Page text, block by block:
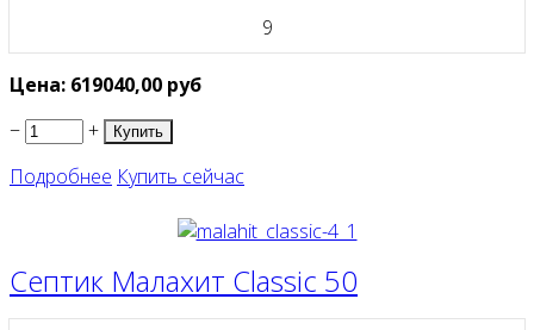
9
Цена: 619040,00 руб
−
+
Подробнее Купить сейчас
Септик Малахит Classic 50